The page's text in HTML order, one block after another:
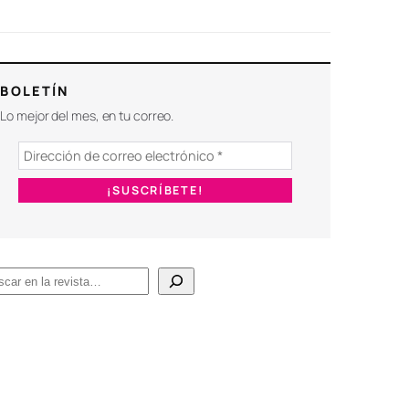
BOLETÍN
Lo mejor del mes, en tu correo.